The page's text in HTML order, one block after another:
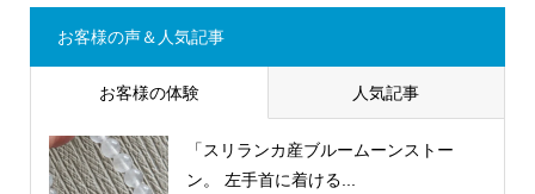
お客様の声＆人気記事
お客様の体験 人気記事
「スリランカ産ブルームーンストー
ン。 左手首に着ける...